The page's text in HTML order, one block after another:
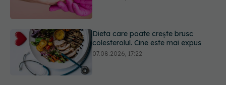
PNRR: 174 de milioane de lei pentru
sănătate într-o singură săptămână.
Ce spitale primesc bani